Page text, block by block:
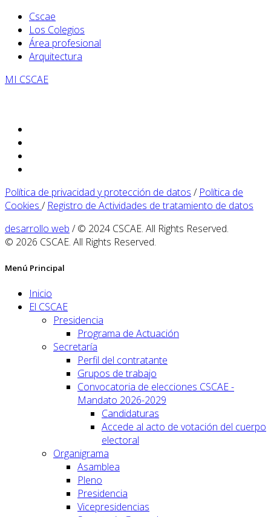
Cscae
Los Colegios
Área profesional
Arquitectura
MI CSCAE
Política de privacidad y protección de datos / Política de
Cookies / Registro de Actividades de tratamiento de datos
desarrollo web / © 2024 CSCAE. All Rights Reserved.
© 2026 CSCAE. All Rights Reserved.
Menú Principal
Inicio
El CSCAE
Presidencia
Programa de Actuación
Secretaría
Perfil del contratante
Grupos de trabajo
Convocatoria de elecciones CSCAE -
Mandato 2026-2029
Candidaturas
Accede al acto de votación del cuerpo
electoral
Organigrama
Asamblea
Pleno
Presidencia
Vicepresidencias